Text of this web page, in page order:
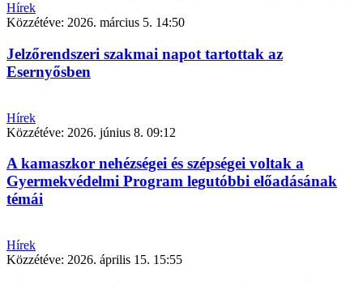
Hírek
Közzétéve: 2026. március 5. 14:50
Jelzőrendszeri szakmai napot tartottak az
Esernyősben
Hírek
Közzétéve: 2026. június 8. 09:12
A kamaszkor nehézségei és szépségei voltak a
Gyermekvédelmi Program legutóbbi előadásának
témái
Hírek
Közzétéve: 2026. április 15. 15:55